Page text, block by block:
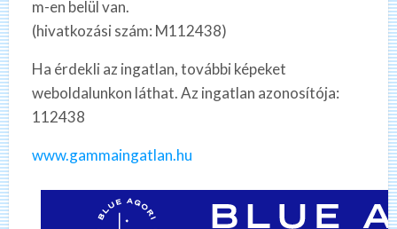
m-en belül van.
(hivatkozási szám: M112438)
Ha érdekli az ingatlan, további képeket
weboldalunkon láthat. Az ingatlan azonosítója:
112438
www.gammaingatlan.hu